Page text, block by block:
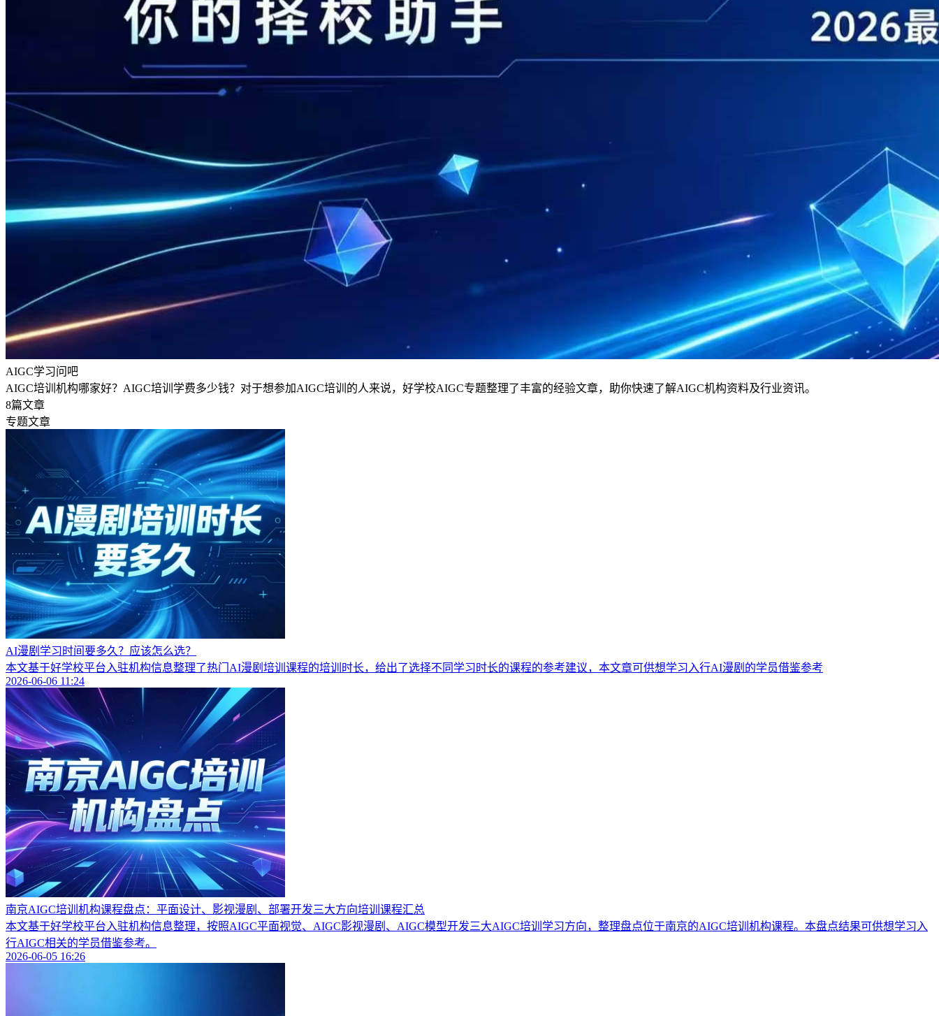
AIGC学习问吧
AIGC培训机构哪家好？AIGC培训学费多少钱？对于想参加AIGC培训的人来说，好学校AIGC专题整理了丰富的经验文章，助你快速了解AIGC机构资料及行业资讯。
8篇文章
专题文章
AI漫剧学习时间要多久？应该怎么选？
本文基于好学校平台入驻机构信息整理了热门AI漫剧培训课程的培训时长，给出了选择不同学习时长的课程的参考建议，本文章可供想学习入行AI漫剧的学员借鉴参考
2026-06-06 11:24
南京AIGC培训机构课程盘点：平面设计、影视漫剧、部署开发三大方向培训课程汇总
本文基于好学校平台入驻机构信息整理，按照AIGC平面视觉、AIGC影视漫剧、AIGC模型开发三大AIGC培训学习方向，整理盘点位于南京的AIGC培训机构课程。本盘点结果可供想学习入
行AIGC相关的学员借鉴参考。
2026-06-05 16:26